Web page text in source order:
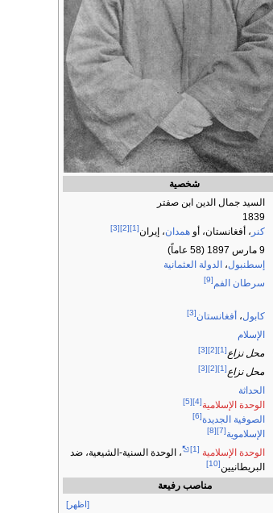
شخصية
السيد جمال الدين ابن صفتر
1839
كنر ، أفغانستان، أو همدان، إيران[1]
[2]
[3]
9 مارس 1897 (58 عاماً)
إسطنبول، الدولة العثمانية
سرطان الفم[9]
كابول، أفغانستان[3]
الإسلام
محل نزاع[1]
[2]
[3]
محل نزاع[1]
[2]
[3]
الحداثة
الوحدة الإسلامية[4]
[5]
الصوفية الجديدة[6]
الإسلاموية[7]
[8]
الوحدة الإسلامية [1]
، الوحدة السنية-الشيعية، ضد
البريطانيين[10]
مناصب رفيعة
[اظهر]